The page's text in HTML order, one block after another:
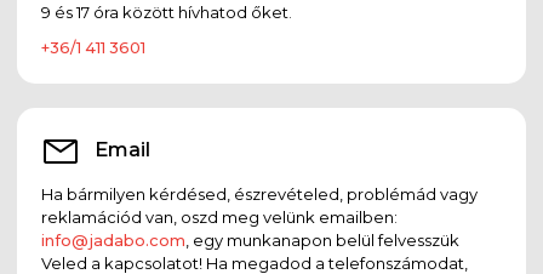
9 és 17 óra között hívhatod őket.
+36/1 411 3601
Email
Ha bármilyen kérdésed, észrevételed, problémád vagy
reklamációd van, oszd meg velünk emailben:
info@jadabo.com , egy munkanapon belül felvesszük
Veled a kapcsolatot! Ha megadod a telefonszámodat,